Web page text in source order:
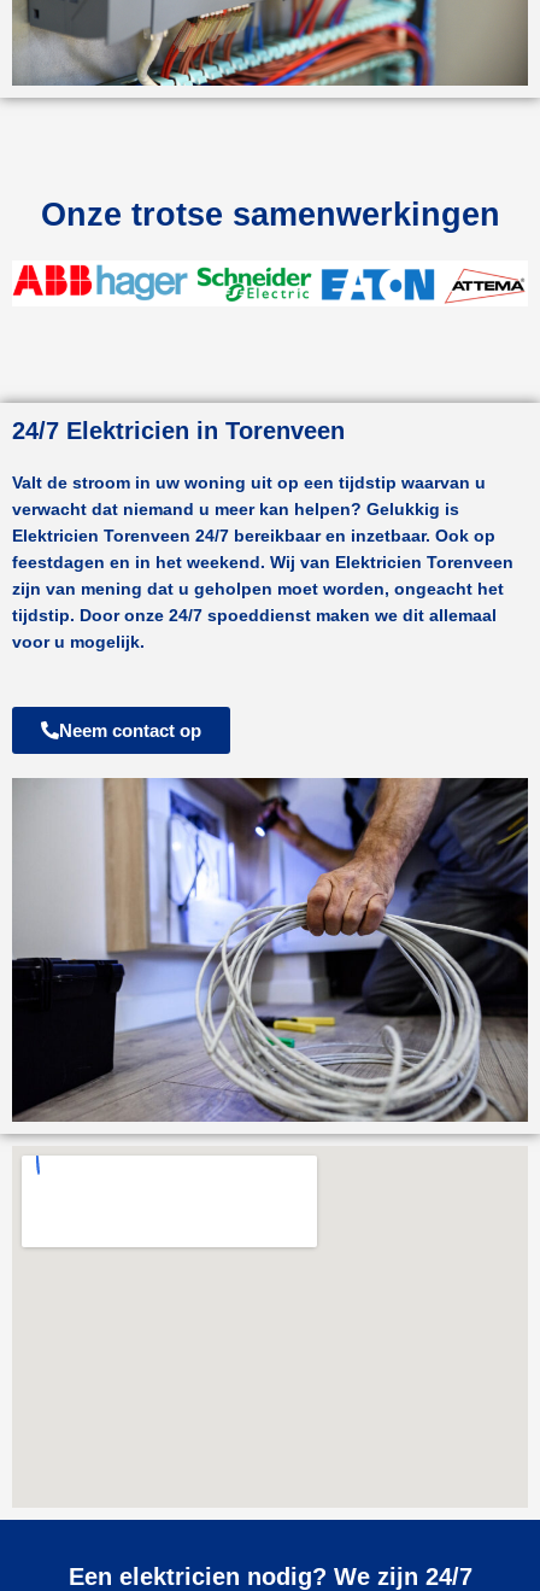
Onze trotse samenwerkingen
24/7 Elektricien in Torenveen
Valt de stroom in uw woning uit op een tijdstip waarvan u
verwacht dat niemand u meer kan helpen? Gelukkig is
Elektricien Torenveen 24/7 bereikbaar en inzetbaar. Ook op
feestdagen en in het weekend. Wij van Elektricien Torenveen
zijn van mening dat u geholpen moet worden, ongeacht het
tijdstip. Door onze 24/7 spoeddienst maken we dit allemaal
voor u mogelijk.
Neem contact op
Een elektricien nodig? We zijn 24/7